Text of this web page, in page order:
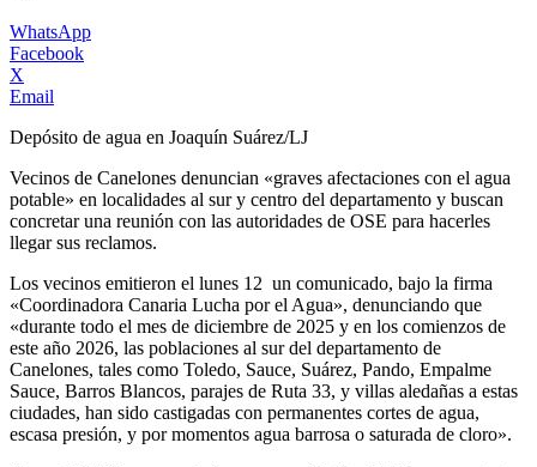
WhatsApp
Facebook
X
Email
Depósito de agua en Joaquín Suárez/LJ
Vecinos de Canelones denuncian «graves afectaciones con el agua
potable» en localidades al sur y centro del departamento y buscan
concretar una reunión con las autoridades de OSE para hacerles
llegar sus reclamos.
Los vecinos emitieron el lunes 12 un comunicado, bajo la firma
«Coordinadora Canaria Lucha por el Agua», denunciando que
«durante todo el mes de diciembre de 2025 y en los comienzos de
este año 2026, las poblaciones al sur del departamento de
Canelones, tales como Toledo, Sauce, Suárez, Pando, Empalme
Sauce, Barros Blancos, parajes de Ruta 33, y villas aledañas a estas
ciudades, han sido castigadas con permanentes cortes de agua,
escasa presión, y por momentos agua barrosa o saturada de cloro».